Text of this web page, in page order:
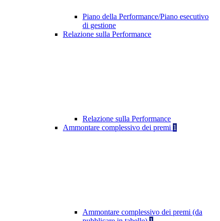
Piano della Performance/Piano esecutivo
di gestione
Relazione sulla Performance
Relazione sulla Performance
Ammontare complessivo dei premi 1
Ammontare complessivo dei premi (da